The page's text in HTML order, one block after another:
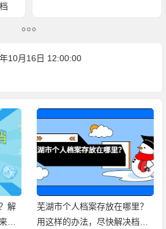
10月16日 12:00:00
解
查
芜湖市个人档案存放在哪里？
用这样的办法，尽快解决档案